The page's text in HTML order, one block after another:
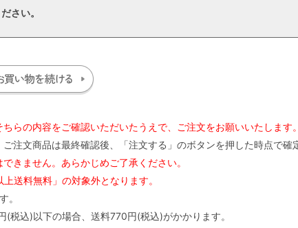
さい。
らの内容をご確認いただいたうえで、ご注文をお願いいたします。
注文商品は最終確認後、「注文する」のボタンを押した時点で確
きません。あらかじめご了承ください。
送料無料」の対象外となります。
。
込)以下の場合、送料770円(税込)がかかります。